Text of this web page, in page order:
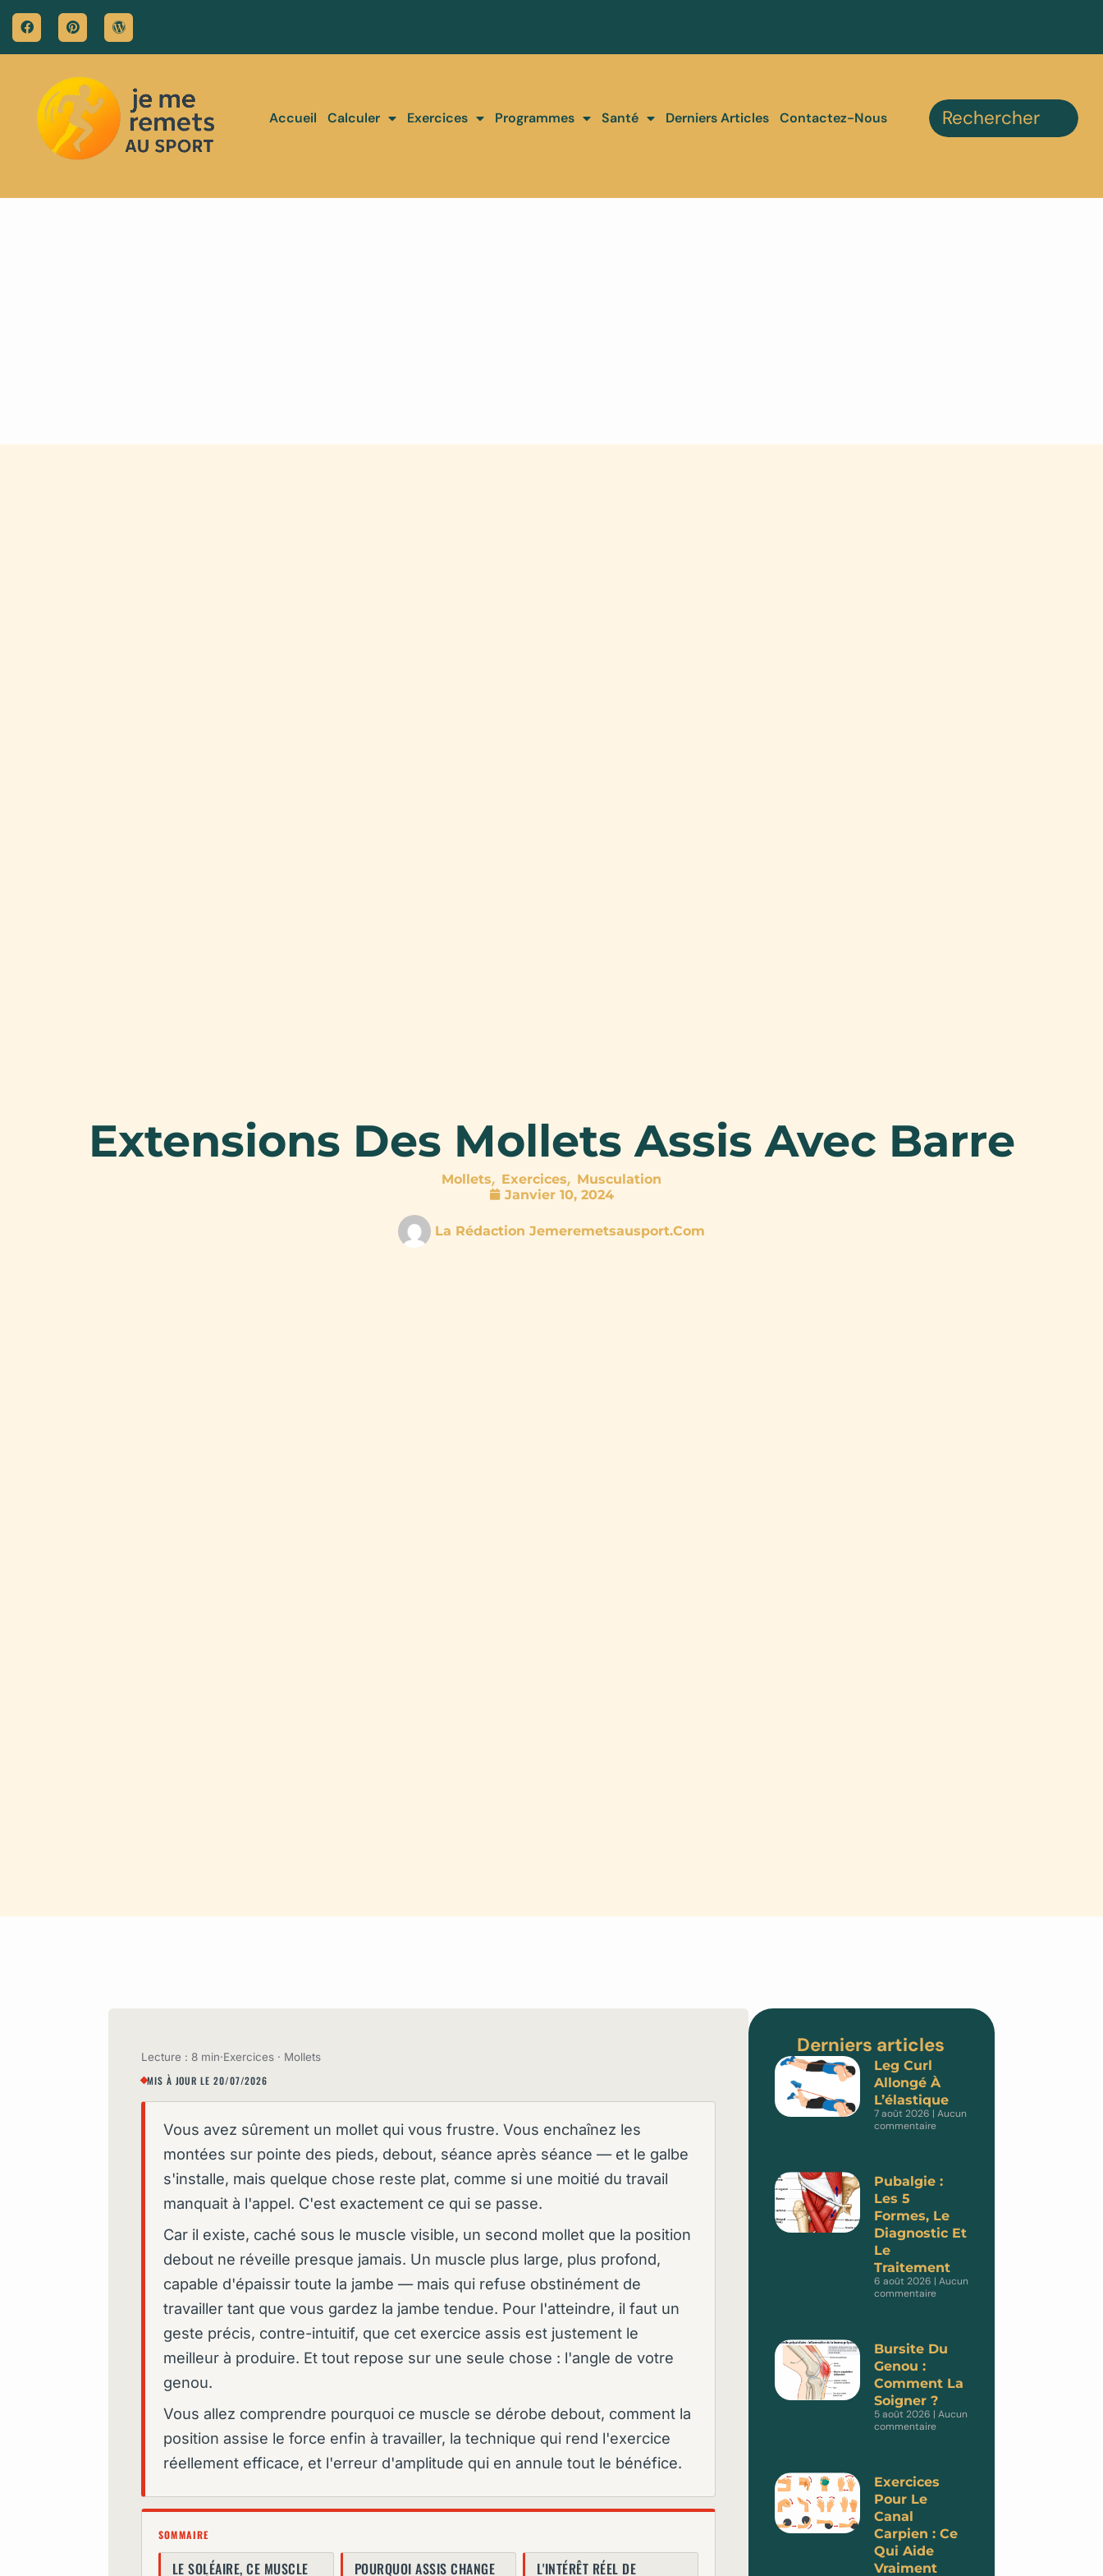
Accueil Calculer Exercices Programmes Santé Derniers Articles Contactez-Nous
Extensions Des Mollets Assis Avec Barre
Mollets, Exercices, Musculation
Janvier 10, 2024
La Rédaction Jemeremetsausport.com
Lecture : 8 min·Exercices · Mollets
MIS À JOUR LE 20/07/2026
Vous avez sûrement un mollet qui vous frustre. Vous enchaînez les
montées sur pointe des pieds, debout, séance après séance — et le galbe
s'installe, mais quelque chose reste plat, comme si une moitié du travail
manquait à l'appel. C'est exactement ce qui se passe.
Car il existe, caché sous le muscle visible, un second mollet que la position
debout ne réveille presque jamais. Un muscle plus large, plus profond,
capable d'épaissir toute la jambe — mais qui refuse obstinément de
travailler tant que vous gardez la jambe tendue. Pour l'atteindre, il faut un
geste précis, contre-intuitif, que cet exercice assis est justement le
meilleur à produire. Et tout repose sur une seule chose : l'angle de votre
genou.
Vous allez comprendre pourquoi ce muscle se dérobe debout, comment la
position assise le force enfin à travailler, la technique qui rend l'exercice
réellement efficace, et l'erreur d'amplitude qui en annule tout le bénéfice.
SOMMAIRE
LE SOLÉAIRE, CE MUSCLE POURQUOI ASSIS CHANGE L'INTÉRÊT RÉEL DE
Derniers articles
Leg Curl
Allongé À
L’élastique
7 août 2026
Aucun
commentaire
Pubalgie :
Les 5
Formes, Le
Diagnostic Et
Le
Traitement
6 août 2026
Aucun
commentaire
Bursite Du
Genou :
Comment La
Soigner ?
5 août 2026
Aucun
commentaire
Exercices
Pour Le
Canal
Carpien : Ce
Qui Aide
Vraiment